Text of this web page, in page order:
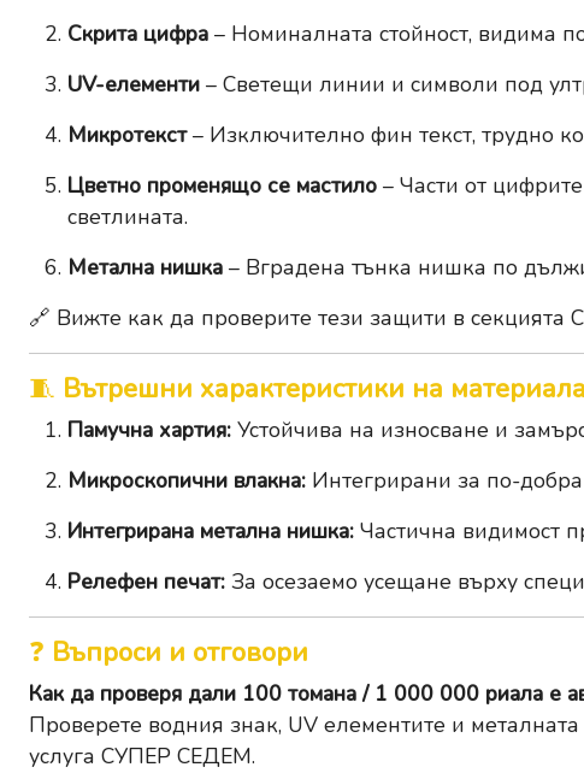
Скрита цифра – Номиналната стойност, видима
UV-елементи – Светещи линии и символи под
Микротекст– Изключително фин текст, трудно
Цветно променящо се мастило – Части от
светлината.
Метална нишка – Вградена тънка нишка по
🔗 Вижте как да проверите тези защити в секцията
🧵 Вътрешни характеристики на материала
Памучна хартия: Устойчива на износване и
Микроскопични влакна: Интегрирани за по-добра
Интегрирана метална нишка: Частична видимост
Релефен печат: За осезаемо усещане върху
❓ Въпроси и отговори
Как да проверя дали 100 томана / 1 000 000 риала е
Проверете водния знак, UV елементите и
услуга СУПЕР СЕДЕМ.